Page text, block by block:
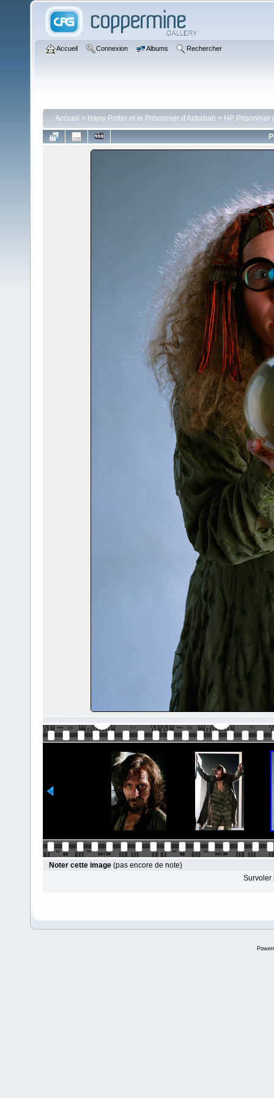
Accueil Connexion Albums Rechercher
Accueil > Harry Potter et le Prisonnier d'Azkaban > HP Prisonnier
Noter cette image (pas encore de note)
Survoler